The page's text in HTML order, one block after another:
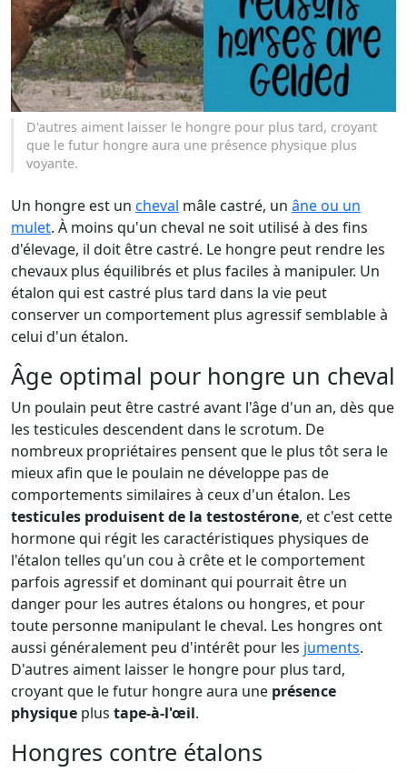
D'autres aiment laisser le hongre pour plus tard, croyant
que le futur hongre aura une présence physique plus
voyante.
Un hongre est un cheval mâle castré, un âne ou un
mulet. À moins qu'un cheval ne soit utilisé à des fins
d'élevage, il doit être castré. Le hongre peut rendre les
chevaux plus équilibrés et plus faciles à manipuler. Un
étalon qui est castré plus tard dans la vie peut
conserver un comportement plus agressif semblable à
celui d'un étalon.
Âge optimal pour hongre un cheval
Un poulain peut être castré avant l'âge d'un an, dès que
les testicules descendent dans le scrotum. De
nombreux propriétaires pensent que le plus tôt sera le
mieux afin que le poulain ne développe pas de
comportements similaires à ceux d'un étalon. Les
testicules produisent de la testostérone, et c'est cette
hormone qui régit les caractéristiques physiques de
l'étalon telles qu'un cou à crête et le comportement
parfois agressif et dominant qui pourrait être un
danger pour les autres étalons ou hongres, et pour
toute personne manipulant le cheval. Les hongres ont
aussi généralement peu d'intérêt pour les juments.
D'autres aiment laisser le hongre pour plus tard,
croyant que le futur hongre aura une présence
physique plus tape-à-l'œil.
Hongres contre étalons